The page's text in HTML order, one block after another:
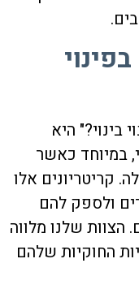
בינוי?" היא
במיוחד כאשר
קריטריונים אלו
ולספק להם
הצוות שלנו מלווה
החוקיות שלהם